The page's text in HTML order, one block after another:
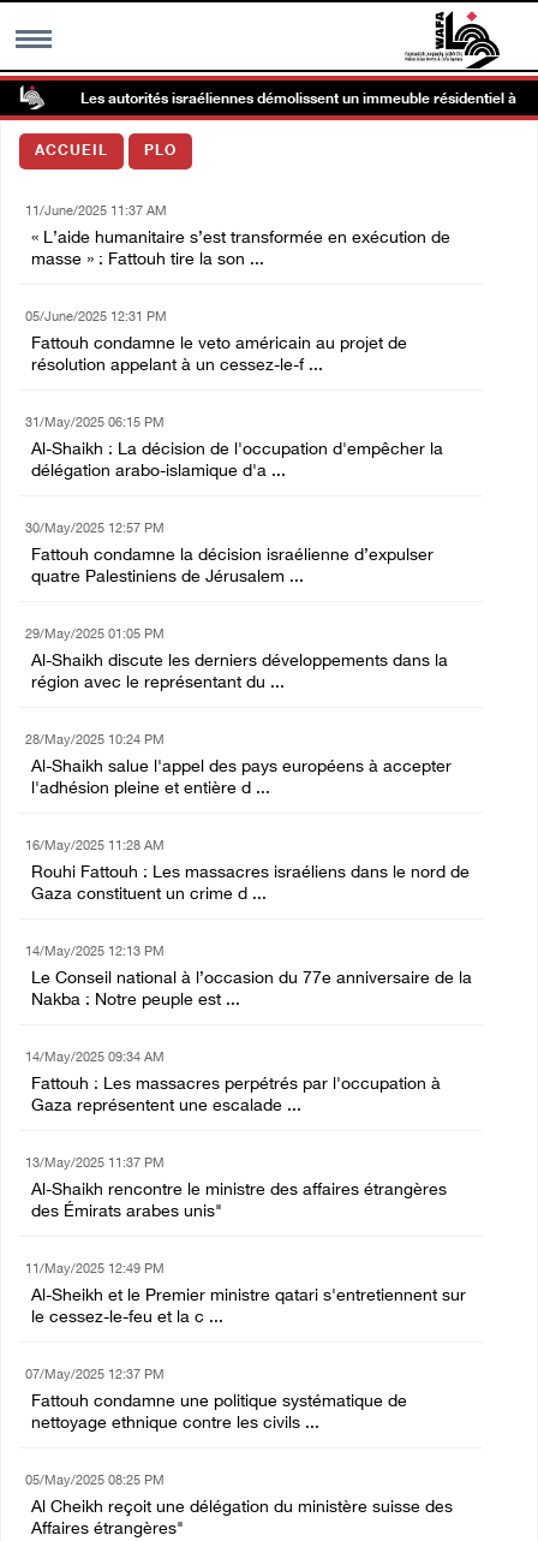
MENU
Centre palestinien
English
Les autorités israéliennes démolissent un immeuble résidentiel à
ACCUEIL PLO
11/June/2025 11:37 AM
« L’aide humanitaire s’est transformée en exécution de
masse » : Fattouh tire la son ...
05/June/2025 12:31 PM
Fattouh condamne le veto américain au projet de
résolution appelant à un cessez-le-f ...
31/May/2025 06:15 PM
Al-Shaikh : La décision de l'occupation d'empêcher la
délégation arabo-islamique d'a ...
30/May/2025 12:57 PM
Fattouh condamne la décision israélienne d’expulser
quatre Palestiniens de Jérusalem ...
29/May/2025 01:05 PM
Al-Shaikh discute les derniers développements dans la
région avec le représentant du ...
28/May/2025 10:24 PM
Al-Shaikh salue l'appel des pays européens à accepter
l'adhésion pleine et entière d ...
16/May/2025 11:28 AM
Rouhi Fattouh : Les massacres israéliens dans le nord de
Gaza constituent un crime d ...
14/May/2025 12:13 PM
Le Conseil national à l’occasion du 77e anniversaire de la
Nakba : Notre peuple est ...
14/May/2025 09:34 AM
Fattouh : Les massacres perpétrés par l'occupation à
Gaza représentent une escalade ...
13/May/2025 11:37 PM
Al-Shaikh rencontre le ministre des affaires étrangères
des Émirats arabes unis"
11/May/2025 12:49 PM
Al-Sheikh et le Premier ministre qatari s'entretiennent sur
le cessez-le-feu et la c ...
07/May/2025 12:37 PM
Fattouh condamne une politique systématique de
nettoyage ethnique contre les civils ...
05/May/2025 08:25 PM
Al Cheikh reçoit une délégation du ministère suisse des
Affaires étrangères"